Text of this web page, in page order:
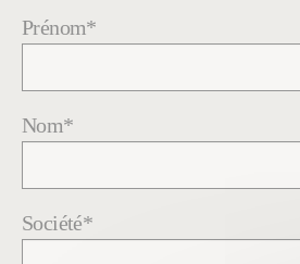
Prénom*
Nom*
Société*